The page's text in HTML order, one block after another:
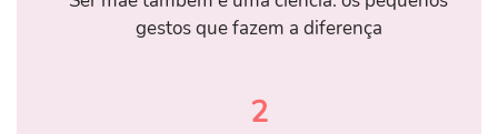
gestos que fazem a diferença
2